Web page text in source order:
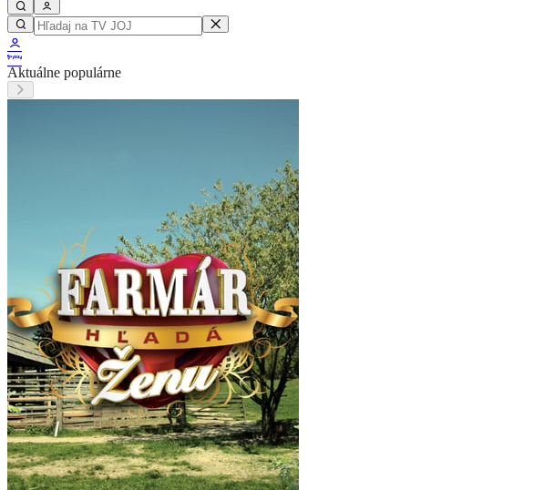
Aktuálne populárne